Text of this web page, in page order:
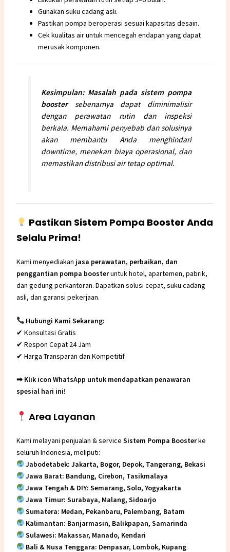
Gunakan suku cadang asli.
Pastikan pompa beroperasi sesuai kapasitas desain.
Cek kualitas air untuk mencegah endapan yang dapat
merusak komponen.
Kesimpulan: Masalah pada sistem pompa
boostersebenarnya dapat diminimalisir
dengan perawatan rutin dan inspeksi
berkala. Memahami penyebab dan solusinya
akan membantu Anda menghindari
downtime, menekan biaya operasional, dan
memastikan distribusi air tetap optimal.
Pastikan Sistem Pompa Booster Anda
Selalu Prima!
Kami menyediakan jasa perawatan, perbaikan, dan
penggantian pompa boosteruntuk hotel, apartemen, pabrik,
dan gedung perkantoran. Dapatkan solusi cepat, suku cadang
asli, dan garansi pekerjaan.
Hubungi Kami Sekarang:
✔ Konsultasi Gratis
✔ Respon Cepat 24 Jam
✔ Harga Transparan dan Kompetitif
➡ Klik icon WhatsApp untuk mendapatkan penawaran
spesial hari ini!
Area Layanan
Kami melayani penjualan & service Sistem Pompa Boosterke
seluruh Indonesia, meliputi:
Jabodetabek: Jakarta, Bogor, Depok, Tangerang, Bekasi
Jawa Barat: Bandung, Cirebon, Tasikmalaya
Jawa Tengah & DIY: Semarang, Solo, Yogyakarta
Jawa Timur: Surabaya, Malang, Sidoarjo
Sumatera: Medan, Pekanbaru, Palembang, Batam
Kalimantan: Banjarmasin, Balikpapan, Samarinda
Sulawesi: Makassar, Manado, Kendari
Bali & Nusa Tenggara: Denpasar, Lombok, Kupang